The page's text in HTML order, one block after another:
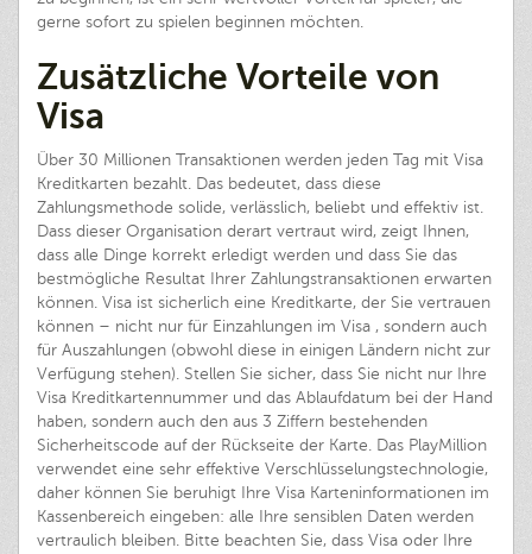
gerne sofort zu spielen beginnen möchten.
Zusätzliche Vorteile von
Visa
Über 30 Millionen Transaktionen werden jeden Tag mit Visa
Kreditkarten bezahlt. Das bedeutet, dass diese
Zahlungsmethode solide, verlässlich, beliebt und effektiv ist.
Dass dieser Organisation derart vertraut wird, zeigt Ihnen,
dass alle Dinge korrekt erledigt werden und dass Sie das
bestmögliche Resultat Ihrer Zahlungstransaktionen erwarten
können. Visa ist sicherlich eine Kreditkarte, der Sie vertrauen
können – nicht nur für Einzahlungen im Visa , sondern auch
für Auszahlungen (obwohl diese in einigen Ländern nicht zur
Verfügung stehen). Stellen Sie sicher, dass Sie nicht nur Ihre
Visa Kreditkartennummer und das Ablaufdatum bei der Hand
haben, sondern auch den aus 3 Ziffern bestehenden
Sicherheitscode auf der Rückseite der Karte. Das PlayMillion
verwendet eine sehr effektive Verschlüsselungstechnologie,
daher können Sie beruhigt Ihre Visa Karteninformationen im
Kassenbereich eingeben: alle Ihre sensiblen Daten werden
vertraulich bleiben. Bitte beachten Sie, dass Visa oder Ihre